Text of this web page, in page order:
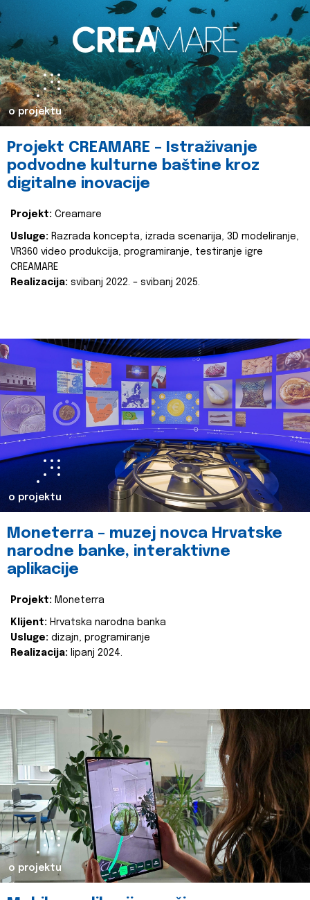
o projektu
Projekt CREAMARE – Istraživanje
podvodne kulturne baštine kroz
digitalne inovacije
Projekt: Creamare
Usluge: Razrada koncepta, izrada scenarija, 3D modeliranje,
VR360 video produkcija, programiranje, testiranje igre
CREAMARE
Realizacija: svibanj 2022. – svibanj 2025.
o projektu
Moneterra – muzej novca Hrvatske
narodne banke, interaktivne
aplikacije
Projekt: Moneterra
Klijent: Hrvatska narodna banka
Usluge: dizajn, programiranje
Realizacija: lipanj 2024.
o projektu